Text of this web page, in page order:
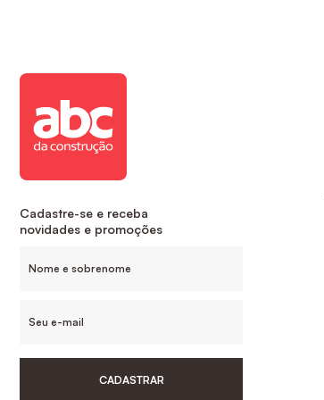
Cadastre-se e receba
novidades e promoções
CADASTRAR